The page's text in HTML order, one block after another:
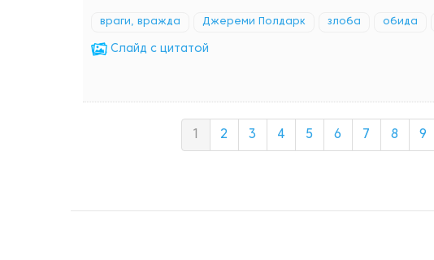
враги, вражда Джереми Полдарк злоба обида
Cлайд с цитатой
2 3 4 5 6 7 8 9